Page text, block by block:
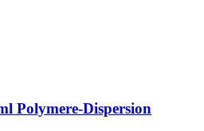
Polymere-Dispersion